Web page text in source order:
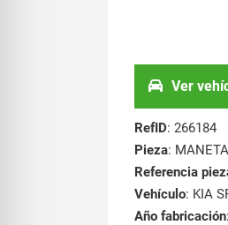
Ver
RefID: 266184
Pieza:
Referencia
Vehículo: KIA
Año fabricación